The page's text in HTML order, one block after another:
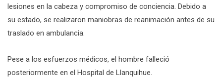
lesiones en la cabeza y compromiso de conciencia. Debido a
su estado, se realizaron maniobras de reanimación antes de su
traslado en ambulancia.
Pese a los esfuerzos médicos, el hombre falleció
posteriormente en el Hospital de Llanquihue.